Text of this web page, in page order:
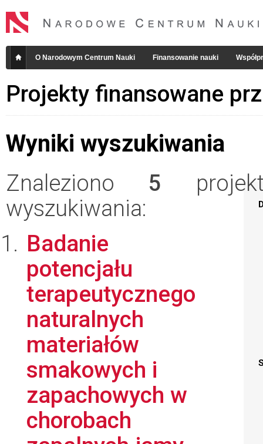
O Narodowym Centrum Nauki Finansowanie nauki
Projekty finansowane
Wyniki wyszukiwania
Znaleziono 5
wyszukiwania:
Badanie
potencjału
terapeutycznego
naturalnych
materiałów
smakowych i
zapachowych w
chorobach